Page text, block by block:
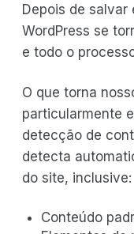
Depois de
WordPress se
e todo o
O que torna
particularmente
detecção de
detecta
do site, inclusive:
Conteúdo